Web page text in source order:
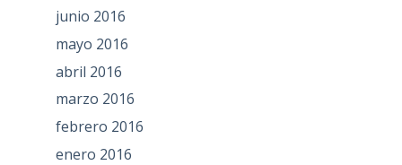
junio 2016
mayo 2016
abril 2016
marzo 2016
febrero 2016
enero 2016